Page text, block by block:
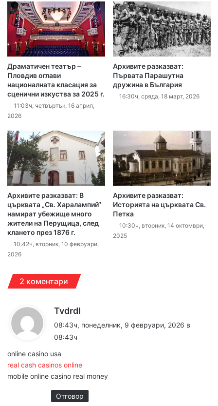
Драматичен театър –
Пловдив оглави
националната класация за
сценични изкуства за 2025 г.
11:03ч, четвъртък, 16 април,
2026
Архивите разказват:
Първата Парашутна
дружина в България
16:30ч, сряда, 18 март, 2026
Архивите разказват: В
църквата „Св. Харалампий“
намират убежище много
жители на Перущица, след
клането през 1876 г.
10:42ч, вторник, 10 февруари,
2026
Архивите разказват:
Историята на църквата Св.
Петка
10:30ч, вторник, 14 октомври,
2025
2 коментари
Tvdrdl
08:43ч, понеделник, 9 февруари, 2026 в
08:43ч
online casino usa
real cash casinos online
mobile online casino real money
Отговор